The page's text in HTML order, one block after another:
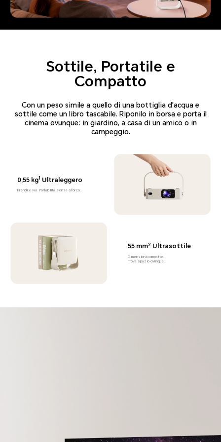
Sottile, Portatile e
Compatto
Con un peso simile a quello di una bottiglia d'acqua e
sottile come un libro tascabile. Riponilo in borsa e porta il
cinema ovunque: in giardino, a casa di un amico o in
campeggio.
0,55 kg1 Ultraleggero
Prendi e vai. Portabilità senza sforzo.
55 mm2 Ultrasottile
Dimensioni compatte.
Trova spazio ovunque.